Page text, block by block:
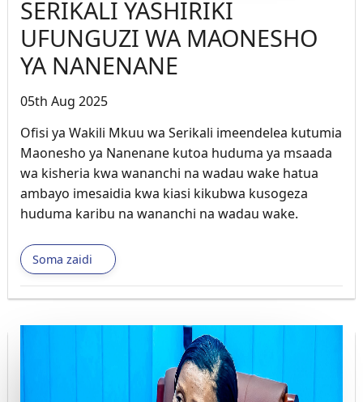
SERIKALI YASHIRIKI
UFUNGUZI WA MAONESHO
YA NANENANE
05th Aug 2025
Ofisi ya Wakili Mkuu wa Serikali imeendelea kutumia
Maonesho ya Nanenane kutoa huduma ya msaada
wa kisheria kwa wananchi na wadau wake hatua
ambayo imesaidia kwa kiasi kikubwa kusogeza
huduma karibu na wananchi na wadau wake.
Soma zaidi